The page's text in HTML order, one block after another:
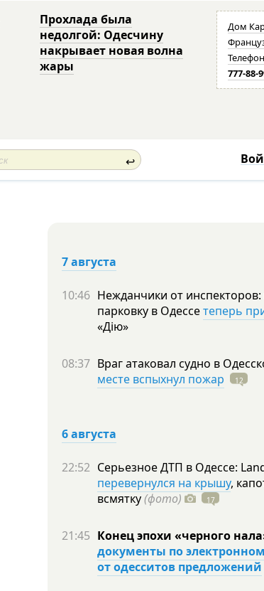
Прохлада была
недолгой: Одесчину
накрывает новая волна
жары
Дом
777-88-
↩
7 августа
10:46 Нежданчики от
парковку в Одессетеперь
«Дію»
08:37 Враг атаковал судно в
месте вспыхнул пожар
12
6 августа
22:52 Серьезное ДТП в Одессе:
перевернулся на крышу,
всмятку(фото) 17
21:45 Конец эпохи «черного
документы по
от одесситов предложений